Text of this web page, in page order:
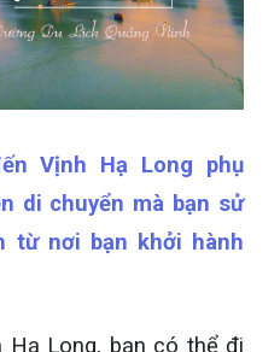
Vịnh Hạ Long phụ
di chuyển mà bạn sử
từ nơi bạn khởi hành
Hạ Long, bạn có thể đi